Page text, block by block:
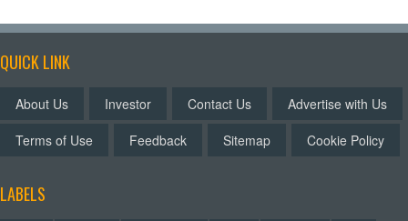
QUICK LINK
About Us Investor Contact Us
Advertise with Us
Terms of Use
Feedback Sitemap Cookie Policy
LABELS